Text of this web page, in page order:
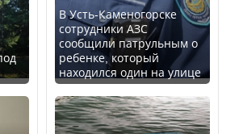
Трамп официально
вступил в должность
президента США
В Усть-Каменогорске
сотрудники АЗС
сообщили патрульным о
ребенке, который
находился один на улице